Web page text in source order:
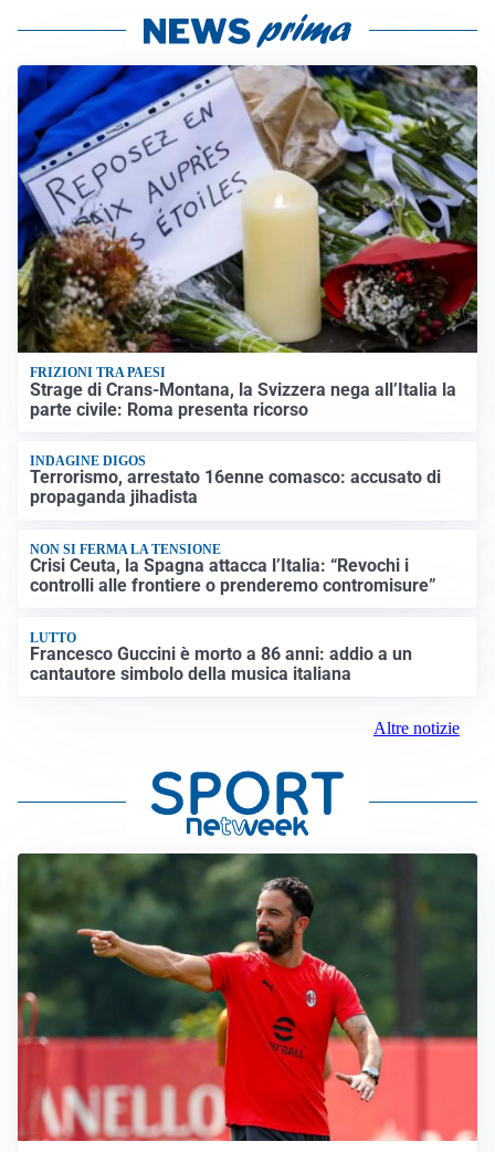
FRIZIONI TRA PAESI
Strage di Crans-Montana, la Svizzera nega all’Italia la
parte civile: Roma presenta ricorso
INDAGINE DIGOS
Terrorismo, arrestato 16enne comasco: accusato di
propaganda jihadista
NON SI FERMA LA TENSIONE
Crisi Ceuta, la Spagna attacca l’Italia: “Revochi i
controlli alle frontiere o prenderemo contromisure”
LUTTO
Francesco Guccini è morto a 86 anni: addio a un
cantautore simbolo della musica italiana
Altre notizie